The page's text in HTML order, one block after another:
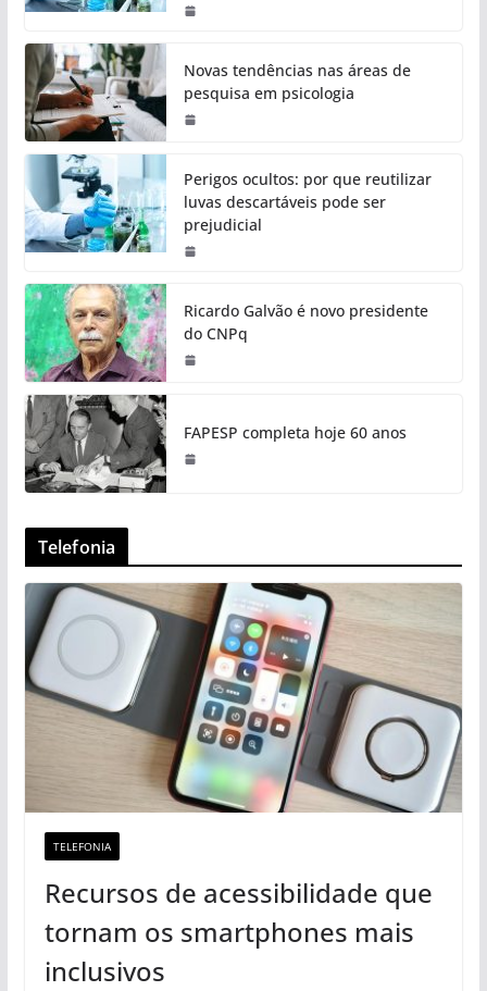
Novas tendências nas áreas de
pesquisa em psicologia
Perigos ocultos: por que reutilizar
luvas descartáveis pode ser
prejudicial
Ricardo Galvão é novo presidente
do CNPq
FAPESP completa hoje 60 anos
Telefonia
TELEFONIA
Recursos de acessibilidade que
tornam os smartphones mais
inclusivos